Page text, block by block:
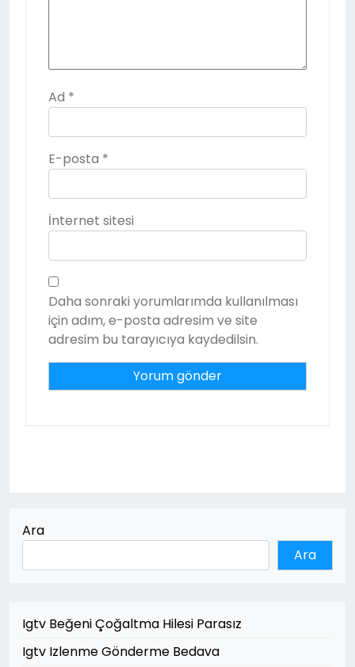
Ad *
E-posta *
İnternet sitesi
Daha sonraki yorumlarımda kullanılması
için adım, e-posta adresim ve site
adresim bu tarayıcıya kaydedilsin.
Ara
Ara
Igtv Beğeni Çoğaltma Hilesi Parasız
Igtv Izlenme Gönderme Bedava